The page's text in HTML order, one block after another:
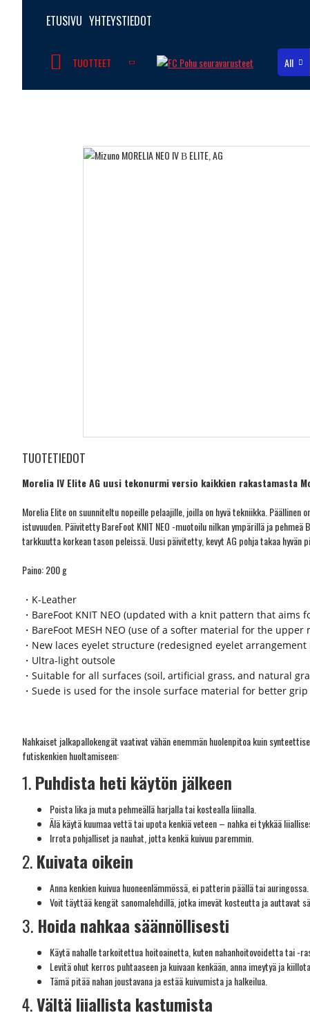
ETUSIVU YHTEYSTIEDOT
TUOTTEET All
TUOTETIEDOT
Morelia IV Elite AG uusi tekonurmi versio kaikkien rakastamasta
Morelia Elite on suunniteltu nopeille pelaajille, joilla on hyvä tekniikka. Päällinen
istuvuuden. Päivitetty BareFoot KNIT NEO -muotoilu nilkan ympärillä ja
tarkkuutta korkean tason peleissä. Uusi päivitetty, kevyt AG pohja takaa hyvän
Paino: 200 g
・K-Leather
・BareFoot KNIT NEO (updated with a knit pattern that
・BareFoot MESH NEO (use of a softer material for the
・New laces eyelet structure (redesigned eyelet
・Ultra-light outsole
・Suitable for all surfaces (soil, artificial grass, and natural
・Suede is used for the insole surface material for better grip
Nahkaiset jalkapallokengät vaativat vähän enemmän huolenpitoa kuin
futiskenkien huoltamiseen:
1.Puhdista heti käytön jälkeen
Poista lika ja muta pehmeällä harjalla tai kostealla liinalla.
Älä käytä kuumaa vettä tai upota kenkiä veteen – nahka ei tykkää
Irrota pohjalliset ja nauhat, jotta kenkä kuivuu paremmin.
2.Kuivata oikein
Anna kenkien kuivua huoneenlämmössä, ei patterin päällä tai auringossa.
Voit täyttää kengät sanomalehdillä, jotka imevät kosteutta ja auttavat
3. Hoida nahkaa säännöllisesti
Käytä nahalle tarkoitettua hoitoainetta, kuten nahanhoitovoidetta tai -
Levitä ohut kerros puhtaaseen ja kuivaan kenkään, anna imeytyä ja
Tämä pitää nahan joustavana ja estää kuivumista ja halkeilua.
4.Vältä liiallista kastumista